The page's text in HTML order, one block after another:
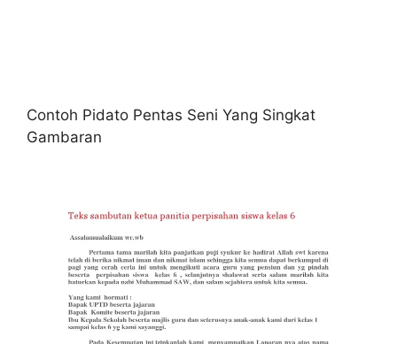
Contoh Pidato Pentas Seni Yang Singkat
Gambaran